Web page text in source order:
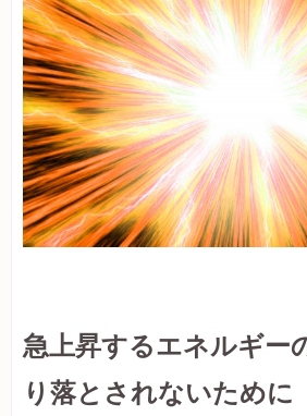
急上昇するエネルギー
り落とされないために